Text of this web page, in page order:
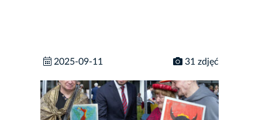
2025-09-11 31 zdjęć